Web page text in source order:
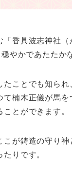
香具波志神社
やかであたたか
ことでも知られ
楠木正儀が馬
とができます。
が鋳造の守り
りです。